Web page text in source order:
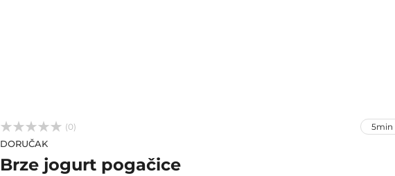


 (0) 5min
DORUČAK
Brze jogurt pogačice